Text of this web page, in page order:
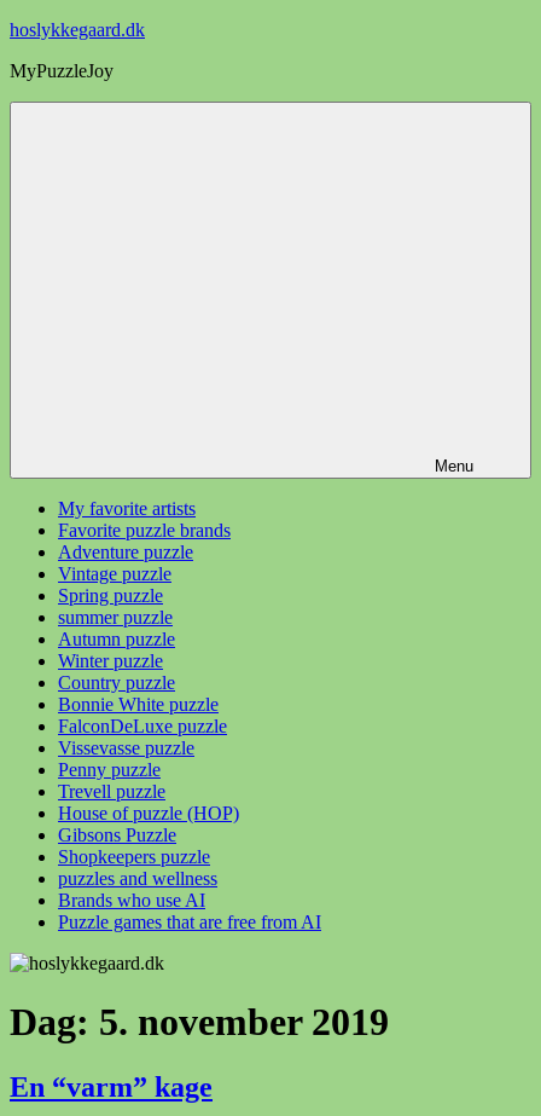
Videre
indhold
hoslykkegaard.dk
MyPuzzleJoy
Menu
My favorite artists
Favorite puzzle brands
Adventure puzzle
Vintage puzzle
Spring puzzle
summer puzzle
Autumn puzzle
Winter puzzle
Country puzzle
Bonnie White puzzle
FalconDeLuxe puzzle
Vissevasse puzzle
Penny puzzle
Trevell puzzle
House of puzzle (HOP)
Gibsons Puzzle
Shopkeepers puzzle
puzzles and wellness
Brands who use AI
Puzzle games that are free from AI
Dag: 5. november 2019
En “varm” kage